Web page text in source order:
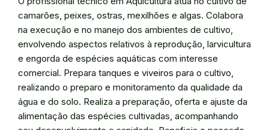
camarões, peixes, ostras, mexilhões e algas. Colabora
na execução e no manejo dos ambientes de cultivo,
envolvendo aspectos relativos à reprodução, larvicultura
e engorda de espé­cies aquáticas com interesse
comercial. Prepara tanques e viveiros para o cultivo,
realizando o preparo e monitoramento da qualidade da
água e do solo. Realiza a preparação, oferta e ajuste da
alimentação das espécies cultivadas, acompanhando